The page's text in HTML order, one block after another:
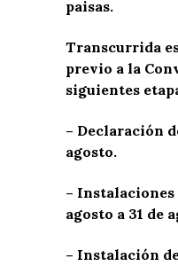
paisas.
Transcurrida
previo a la
siguientes
– Declaración
agosto.
– Instalaciones
agosto a 31 de
– Instalación